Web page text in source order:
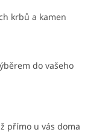
krbů a kamen
do vašeho
přímo u vás doma